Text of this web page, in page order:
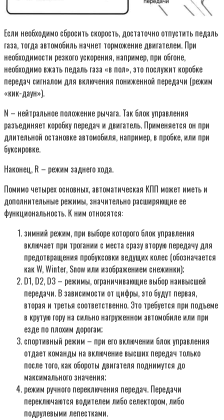
Если необходимо сбросить скорость, достаточно отпустить педаль
газа, тогда автомобиль начнет торможение двигателем. При
необходимости резкого ускорения, например, при обгоне,
необходимо вжать педаль газа «в пол», это послужит коробке
передач сигналом для включения пониженной передачи (режим
«кик-даун»).
N – нейтральное положение рычага. Так блок управления
разъединяет коробку передач и двигатель. Применяется он при
длительной остановке автомобиля, например, в пробке, или при
буксировке.
Наконец, R – режим заднего хода.
Помимо четырех основных, автоматическая КПП может иметь и
дополнительные режимы, значительно расширяющие ее
функциональность. К ним относятся:
зимний режим, при выборе которого блок управления
включает при трогании с места сразу вторую передачу для
предотвращения пробуксовки ведущих колес (обозначается
как W, Winter, Snow или изображением снежинки);
D1, D2, D3 – режимы, ограничивающие выбор наивысшей
передачи. В зависимости от цифры, это будут первая,
вторая и третья соответственно. Это требуется при подъеме
в крутую гору на сильно нагруженном автомобиле или при
езде по плохим дорогам;
спортивный режим – при его включении блок управления
отдает команды на включение высших передач только
после того, как обороты двигателя поднимутся до
максимального значения;
режим ручного переключения передач. Передачи
переключаются водителем либо селектором, либо
подрулевыми лепестками.